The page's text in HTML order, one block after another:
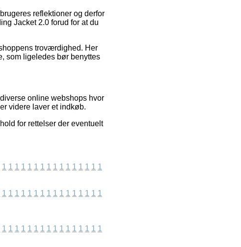
reflektioner og derfor
Jacket 2.0 forud for at du
troværdighed. Her
som ligeledes bør benyttes
online webshops hvor
videre laver et indkøb.
for rettelser der eventuelt
1 1 1 1 1 1 1 1 1 1 1 1 1 1 1 1
1 1 1 1 1 1 1 1 1 1 1 1 1 1 1 1
1 1 1 1 1 1 1 1 1 1 1 1 1 1 1 1